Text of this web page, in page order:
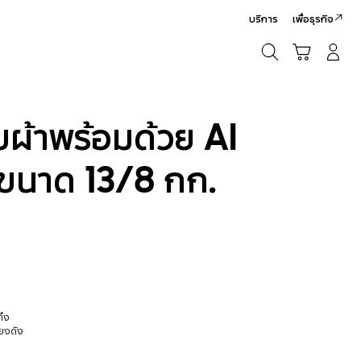
บริการ เพื่อธุรกิจ
ผ้าพร้อมด้วย AI
าด 13/8 กก.
ง
งดัง